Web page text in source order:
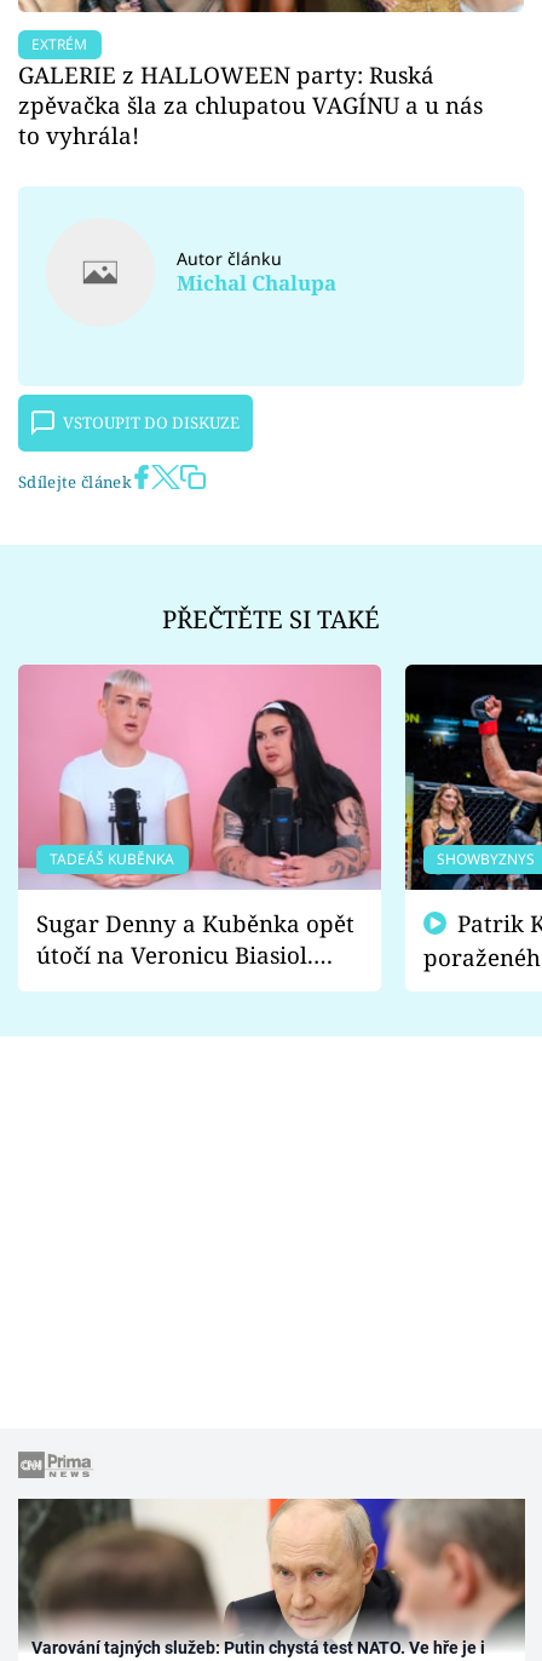
EXTRÉM
GALERIE z HALLOWEEN party: Ruská
zpěvačka šla za chlupatou VAGÍNU a u nás
to vyhrála!
Autor článku
Michal Chalupa
VSTOUPIT DO DISKUZE
Sdílejte článek
PŘEČTĚTE SI TAKÉ
TADEÁŠ KUBĚNKA
Sugar Denny a Kuběnka opět
útočí na Veronicu Biasiol.
Proč je podle nich falešná a
SHOWBYZNYS
fanoušci
Varování tajných služeb: Putin chystá test NATO. Ve hře je i